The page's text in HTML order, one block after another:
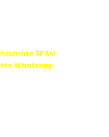
SPAM
Whatsapp